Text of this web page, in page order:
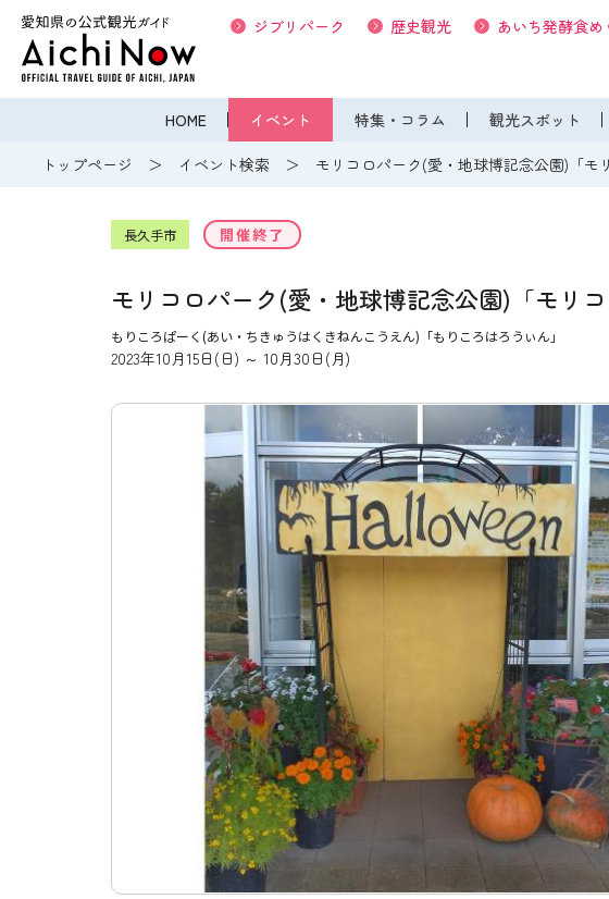
HOME イベント 特集・コラム 観光スポット
ジブリパーク 歴史観光 あいち発酵食め
トップページ イベント検索 モリコロパーク(愛・地球博記念公園)「モ
長久手市 開催終了
モリコロパーク(愛・地球博記念公園)「モリコ
もりころぱーく(あい・ちきゅうはくきねんこうえん)「もりころはろうぃん」
2023年10月15日(日) ～ 10月30日(月)